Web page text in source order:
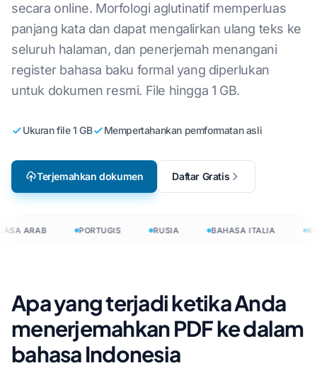
secara online. Morfologi aglutinatif memperluas
panjang kata dan dapat mengalirkan ulang teks ke
seluruh halaman, dan penerjemah menangani
register bahasa baku formal yang diperlukan
untuk dokumen resmi. File hingga 1 GB.
Ukuran file 1 GB Mempertahankan pemformatan asli
Terjemahkan dokumen Daftar Gratis
ARAB PORTUGIS RUSIA BAHASA ITALIA
Apa yang terjadi ketika Anda
menerjemahkan PDF ke dalam
bahasa Indonesia